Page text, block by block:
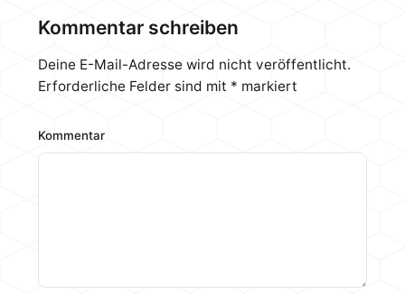
Kommentar schreiben
Deine E-Mail-Adresse wird nicht veröffentlicht.
Erforderliche Felder sind mit * markiert
Kommentar